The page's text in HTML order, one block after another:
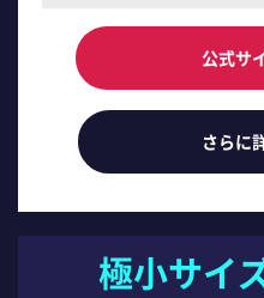
公式サ
さらに
極小サイ